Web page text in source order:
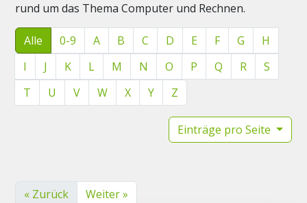
rund um das Thema Computer und Rechnen.
Alle 0-9 A B C D E F G
H
I
J K L M N O P Q R
S
T
U V W X Y Z
Einträge pro Seite
« Zurück Weiter »